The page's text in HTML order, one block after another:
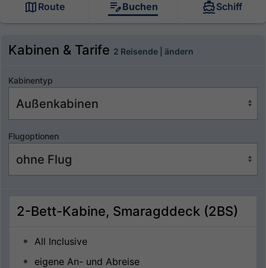
Route Buchen Schiff
Kabinen & Tarife 2 Reisende | ändern
Kabinentyp
Flugoptionen
2-Bett-Kabine, Smaragddeck (2BS)
All Inclusive
eigene An- und Abreise